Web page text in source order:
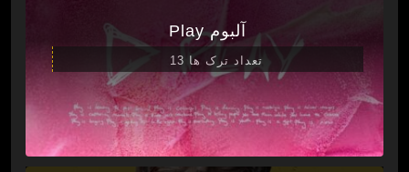
آلبوم Play
تعداد ترک ها 13